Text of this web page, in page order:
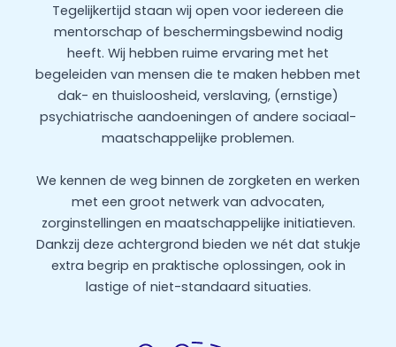
Tegelijkertijd staan wij open voor iedereen die
mentorschap of beschermingsbewind nodig
heeft. Wij hebben ruime ervaring met het
begeleiden van mensen die te maken hebben met
dak- en thuisloosheid, verslaving, (ernstige)
psychiatrische aandoeningen of andere sociaal-
maatschappelijke problemen.
We kennen de weg binnen de zorgketen en werken
met een groot netwerk van advocaten,
zorginstellingen en maatschappelijke initiatieven.
Dankzij deze achtergrond bieden we nét dat stukje
extra begrip en praktische oplossingen, ook in
lastige of niet-standaard situaties.